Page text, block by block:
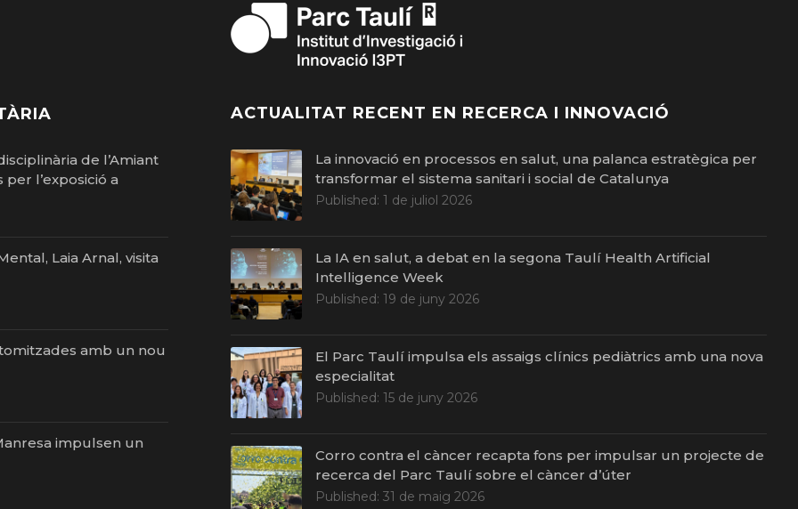
de l’Amiant
l’exposició a
Laia Arnal, visita
amb un nou
impulsen un
ACTUALITAT RECENT EN RECERCA I INNOVACIÓ
La innovació en processos en salut, una palanca estratègica per
transformar el sistema sanitari i social de Catalunya
Published: 1 de juliol 2026
La IA en salut, a debat en la segona Taulí Health Artificial
Intelligence Week
Published: 19 de juny 2026
El Parc Taulí impulsa els assaigs clínics pediàtrics amb una nova
especialitat
Published: 15 de juny 2026
Corro contra el càncer recapta fons per impulsar un projecte de
recerca del Parc Taulí sobre el càncer d’úter
Published: 31 de maig 2026